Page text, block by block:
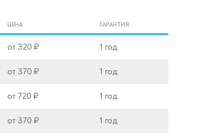
ЦЕНА ГАРАНТИЯ
от 320 ₽ 1 год
от 370 ₽ 1 год
от 720 ₽ 1 год
от 370 ₽ 1 год